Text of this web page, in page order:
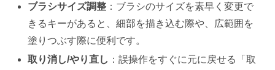
ブラシサイズ調整 ：ブラシのサイズを素早く変更で
きるキーがあると、細部を描き込む際や、広範囲を
塗りつぶす際に便利です。
取り消し/やり直し ：誤操作をすぐに元に戻せる「取